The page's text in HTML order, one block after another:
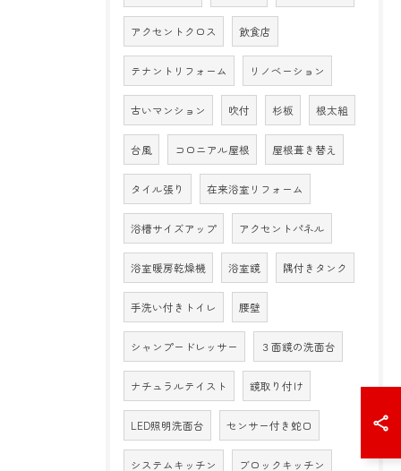
アクセントクロス 飲食店
テナントリフォーム リノベーション
古いマンション 吹付 杉板 根太組
台風 コロニアル屋根 屋根葺き替え
タイル張り 在来浴室リフォーム
浴槽サイズアップ アクセントパネル
浴室暖房乾燥機 浴室鏡 隅付きタンク
手洗い付きトイレ 腰壁
シャンプードレッサー ３面鏡の洗面台
ナチュラルテイスト 鏡取り付け
LED照明洗面台 センサー付き蛇口
システムキッチン ブロックキッチン